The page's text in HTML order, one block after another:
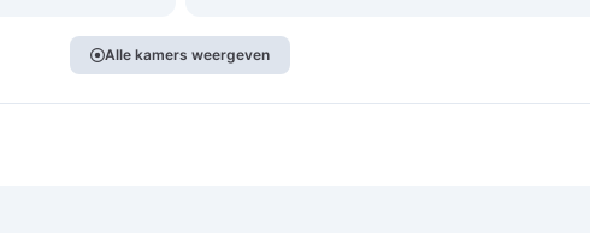
Alle kamers weergeven